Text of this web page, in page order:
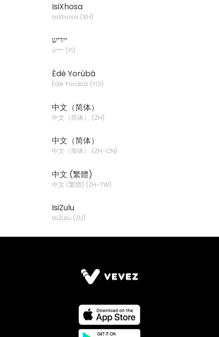
IsiXhosa
IsiXhosa (XH)
יידיש
יידיש(YI)
Èdè Yorùbá
Èdè Yorùbá (YO)
中文（简体）
中文（简体） (ZH)
中文（简体）
中文（简体） (ZH-CN)
中文 (繁體)
中文 (繁體) (ZH-TW)
IsiZulu
IsiZulu (ZU)